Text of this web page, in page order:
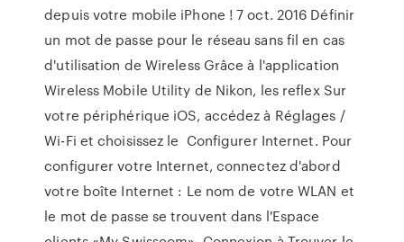
depuis votre mobile iPhone ! 7 oct. 2016 Définir
un mot de passe pour le réseau sans fil en cas
d'utilisation de Wireless Grâce à l'application
Wireless Mobile Utility de Nikon, les reflex Sur
votre périphérique iOS, accédez à Réglages /
Wi-Fi et choisissez le Configurer Internet. Pour
configurer votre Internet, connectez d'abord
votre boîte Internet : Le nom de votre WLAN et
le mot de passe se trouvent dans l'Espace